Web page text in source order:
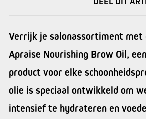
Verrijk je salonassortiment met
Apraise Nourishing Brow Oil,
product voor elke
olie is speciaal ontwikkeld om
intensief te hydrateren en